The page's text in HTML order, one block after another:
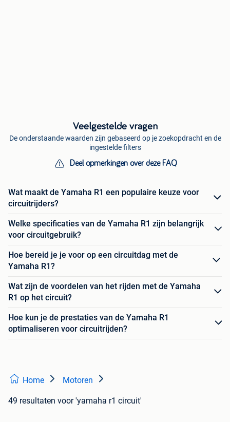
Veelgestelde vragen
De onderstaande waarden zijn gebaseerd op je zoekopdracht en de
ingestelde filters
Deel opmerkingen over deze FAQ
Wat maakt de Yamaha R1 een populaire keuze voor
circuitrijders?
Welke specificaties van de Yamaha R1 zijn belangrijk
voor circuitgebruik?
Hoe bereid je je voor op een circuitdag met de
Yamaha R1?
Wat zijn de voordelen van het rijden met de Yamaha
R1 op het circuit?
Hoe kun je de prestaties van de Yamaha R1
optimaliseren voor circuitrijden?
Home Motoren
49 resultaten voor 'yamaha r1 circuit'